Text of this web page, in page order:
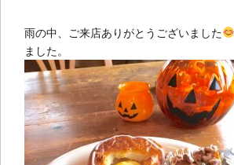
雨の中、ご来店ありがとうございました
ました。